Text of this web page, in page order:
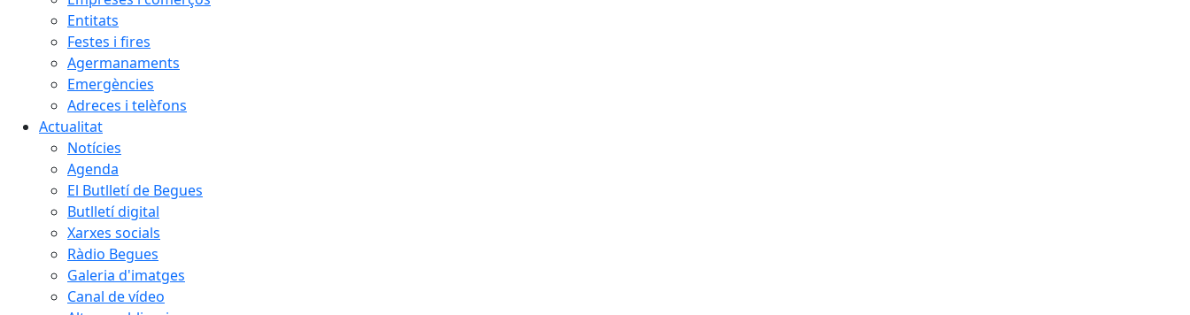
Entitats
Festes i fires
Agermanaments
Emergències
Adreces i telèfons
Actualitat
Notícies
Agenda
El Butlletí de Begues
Butlletí digital
Xarxes socials
Ràdio Begues
Galeria d'imatges
Canal de vídeo